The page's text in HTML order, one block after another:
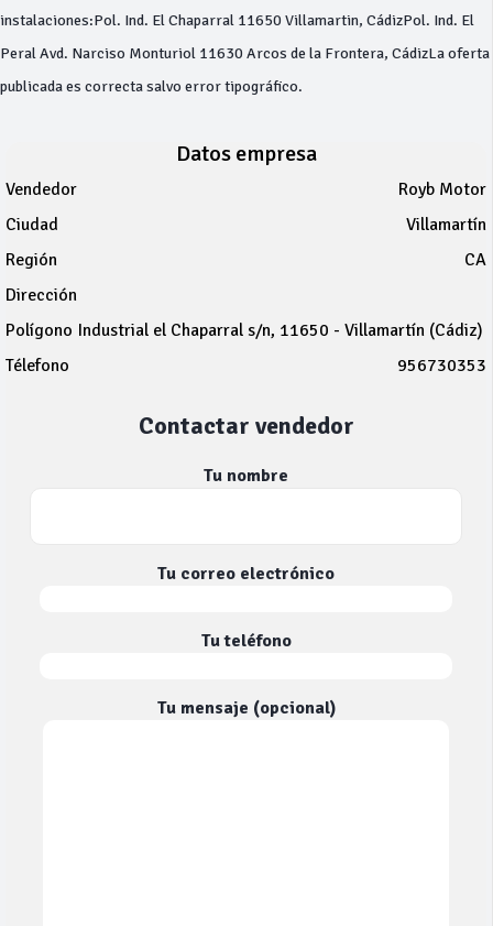
instalaciones:Pol. Ind. El Chaparral 11650 Villamartin, CádizPol. Ind. El
Peral Avd. Narciso Monturiol 11630 Arcos de la Frontera, CádizLa oferta
publicada es correcta salvo error tipográfico.
Datos empresa
Vendedor
Royb Motor
Ciudad
Villamartín
Región
CA
Dirección
Polígono Industrial el Chaparral s/n, 11650 - Villamartín (Cádiz)
Télefono
956730353
Contactar vendedor
Tu nombre
Tu correo electrónico
Tu teléfono
Tu mensaje (opcional)